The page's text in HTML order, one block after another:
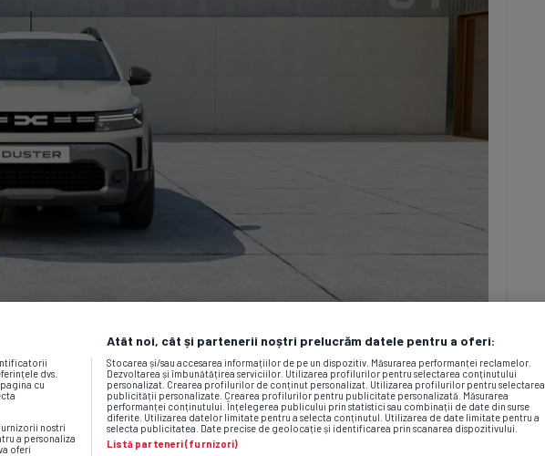
dvs.
cu
nostri
a personaliza
oferi
Atât noi, cât și partenerii noștri prelucrăm datele pentru a oferi:
Stocarea și/sau accesarea informațiilor de pe un dispozitiv. Măsurarea performanței reclamelor.
Dezvoltarea și îmbunătățirea serviciilor. Utilizarea profilurilor pentru selectarea conținutului
personalizat. Crearea profilurilor de conținut personalizat. Utilizarea profilurilor pentru selectarea
publicității personalizate. Crearea profilurilor pentru publicitate personalizată. Măsurarea
performanței conținutului. Înțelegerea publicului prin statistici sau combinații de date din surse
diferite. Utilizarea datelor limitate pentru a selecta conținutul. Utilizarea de date limitate pentru a
selecta publicitatea. Date precise de geolocație și identificarea prin scanarea dispozitivului.
Listă parteneri (furnizori)